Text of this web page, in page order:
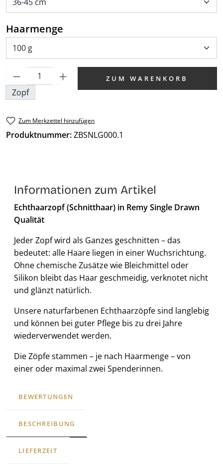
Haarmenge
Produkt Anzahl: Gib den gewünschten
Zopf
ZUM WARENKORB
Zum Merkzettel hinzufügen
Produktnummer:ZBSNLG000.1
Informationen zum Artikel
Echthaarzopf (Schnitthaar) in Remy Single Drawn
Qualität
Jeder Zopf wird als Ganzes geschnitten – das
bedeutet: alle Haare liegen in einer Wuchsrichtung.
Ohne chemische Zusätze wie Bleichmittel oder
Silikon bleibt das Haar geschmeidig, verknotet nicht
und glänzt natürlich.
Unsere naturfarbenen Echthaarzöpfe sind langlebig
und können bei guter Pflege bis zu drei Jahre
wiederverwendet werden.
Die Zöpfe stammen – je nach Haarmenge – von
einer oder maximal zwei Spenderinnen.
BEWERTUNGEN
BESCHREIBUNG
LIEFERZEIT